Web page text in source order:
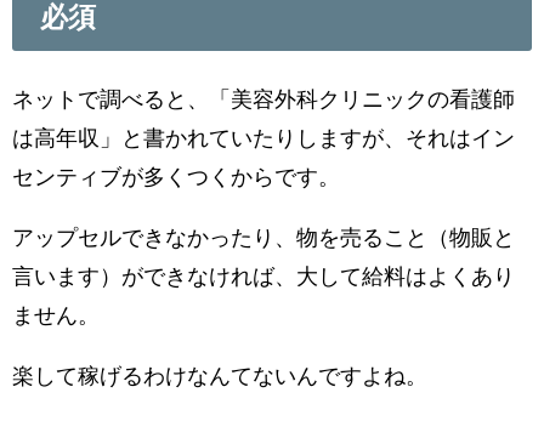
必須
ネットで調べると、「美容外科クリニックの看護師
は高年収」と書かれていたりしますが、それはイン
センティブが多くつくからです。
アップセルできなかったり、物を売ること（物販と
言います）ができなければ、大して給料はよくあり
ません。
楽して稼げるわけなんてないんですよね。